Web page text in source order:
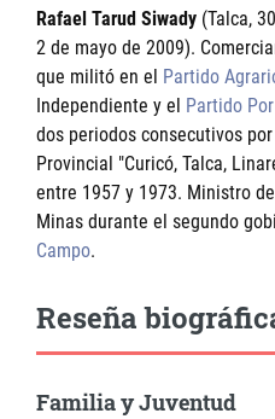
Rafael Tarud Siwady (Talca,
2 de mayo de 2009).
que militó en el Partido
Independiente y el Partido
dos periodos consecutivos
Provincial "Curicó, Talca,
entre 1957 y 1973. Ministro
Minas durante el segundo
Campo.
Reseña
Familia y Juventud